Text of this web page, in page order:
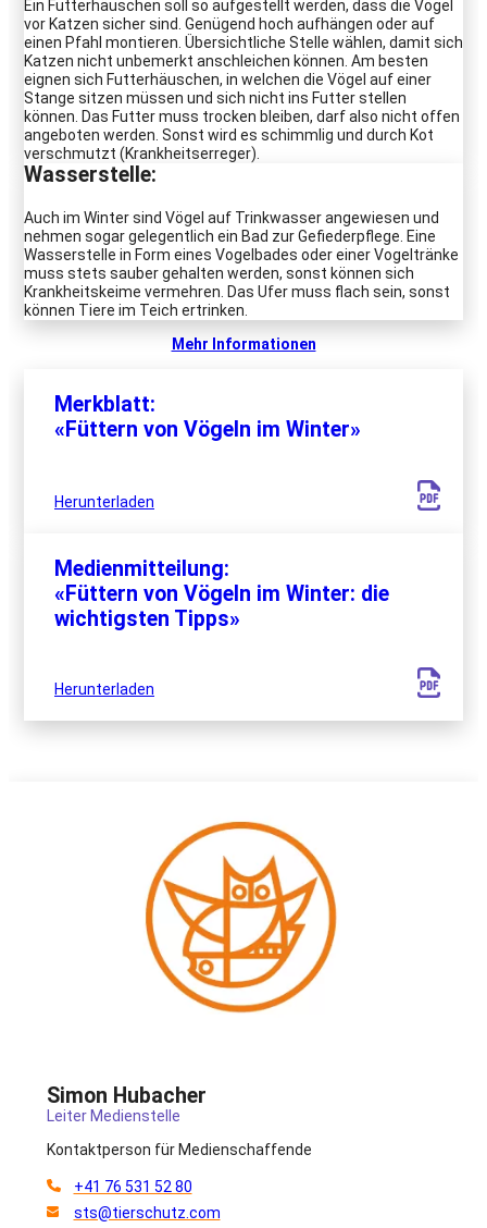
Ein Futterhäuschen soll so aufgestellt werden, dass die Vögel
vor Katzen sicher sind. Genügend hoch aufhängen oder auf
einen Pfahl montieren. Übersichtliche Stelle wählen, damit sich
Katzen nicht unbemerkt anschleichen können. Am besten
eignen sich Futterhäuschen, in welchen die Vögel auf einer
Stange sitzen müssen und sich nicht ins Futter stellen
können. Das Futter muss trocken bleiben, darf also nicht offen
angeboten werden. Sonst wird es schimmlig und durch Kot
verschmutzt (Krankheitserreger).
Wasserstelle:
Auch im Winter sind Vögel auf Trinkwasser angewiesen und
nehmen sogar gelegentlich ein Bad zur Gefiederpflege. Eine
Wasserstelle in Form eines Vogelbades oder einer Vogeltränke
muss stets sauber gehalten werden, sonst können sich
Krankheitskeime vermehren. Das Ufer muss flach sein, sonst
können Tiere im Teich ertrinken.
Mehr Informationen
Merkblatt:
«Füttern von Vögeln im Winter»
Herunterladen
Medienmitteilung:
«Füttern von Vögeln im Winter: die
wichtigsten Tipps»
Herunterladen
Simon Hubacher
Leiter Medienstelle
Kontaktperson für Medienschaffende
+41 76 531 52 80
sts@tierschutz.com